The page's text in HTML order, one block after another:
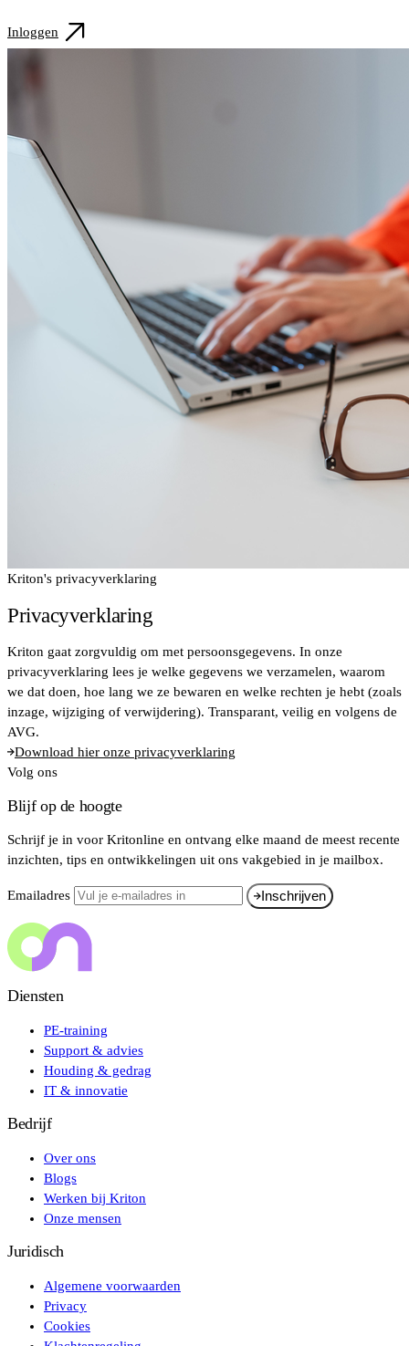
Inloggen
Kriton's privacyverklaring
Privacyverklaring
Kriton gaat zorgvuldig om met persoonsgegevens. In onze
privacyverklaring lees je welke gegevens we verzamelen, waarom
we dat doen, hoe lang we ze bewaren en welke rechten je hebt (zoals
inzage, wijziging of verwijdering). Transparant, veilig en volgens de
AVG.
Download hier onze privacyverklaring
Volg ons
Blijf op de hoogte
Schrijf je in voor Kritonline en ontvang elke maand de meest recente
inzichten, tips en ontwikkelingen uit ons vakgebied in je mailbox.
Emailadres Inschrijven
Diensten
PE-training
Support & advies
Houding & gedrag
IT & innovatie
Bedrijf
Over ons
Blogs
Werken bij Kriton
Onze mensen
Juridisch
Algemene voorwaarden
Privacy
Cookies